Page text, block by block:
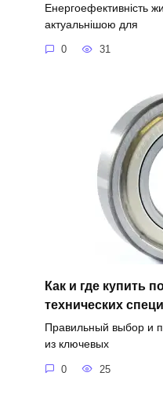
Енергоефективність
актуальнішою для
0 31
Как и где купить
технических
Правильный выбор и
из ключевых
0 25